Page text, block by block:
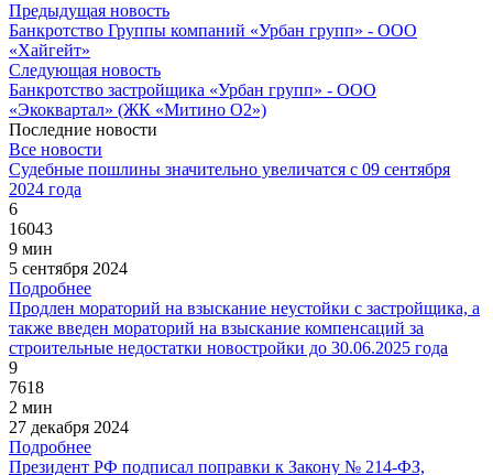
Предыдущая новость
Банкротство Группы компаний «Урбан групп» - ООО
«Хайгейт»
Следующая новость
Банкротство застройщика «Урбан групп» - ООО
«Экоквартал» (ЖК «Митино О2»)
Последние новости
Все новости
Судебные пошлины значительно увеличатся с 09 сентября
2024 года
6
16043
9 мин
5 сентября 2024
Подробнее
Продлен мораторий на взыскание неустойки с застройщика, а
также введен мораторий на взыскание компенсаций за
строительные недостатки новостройки до 30.06.2025 года
9
7618
2 мин
27 декабря 2024
Подробнее
Президент РФ подписал поправки к Закону № 214-ФЗ,